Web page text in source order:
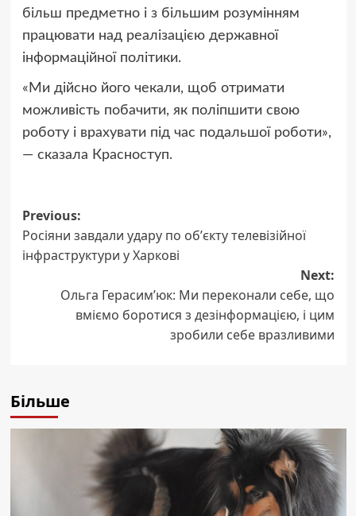
більш предметно і з більшим розумінням
працювати над реалізацією державної
інформаційної політики.
«Ми дійсно його чекали, щоб отримати
можливість побачити, як поліпшити свою
роботу і врахувати під час подальшої роботи»,
— сказала Красноступ.
Post
navigation
Previous:
Росіяни завдали удару по обʼєкту телевізійної
інфраструктури у Харкові
Next:
Ольга Герасим’юк: Ми переконали себе, що
вміємо боротися з дезінформацією, і цим
зробили себе вразливими
Більше